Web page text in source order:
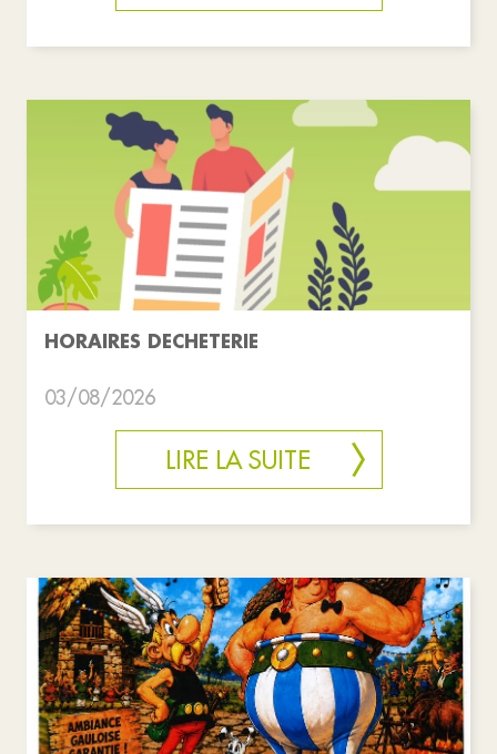
HORAIRES DECHETERIE
03/08/2026
LIRE LA SUITE